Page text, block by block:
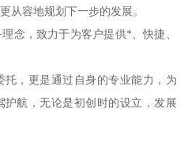
从容地规划下一步的发展。
念，致力于为客户提供*、快捷、
，更是通过自身的专业能力，为
航，无论是初创时的设立，发展